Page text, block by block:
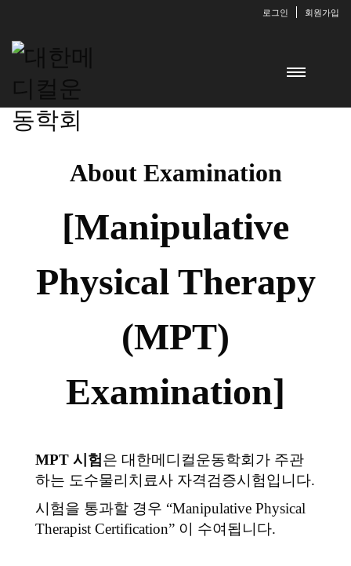
로그인 회원가입
About Examination
[Manipulative
Physical Therapy
(MPT)
Examination]
MPT 시험은 대한메디컬운동학회가 주관
하는 도수물리치료사 자격검증시험입니다.
시험을 통과할 경우 “Manipulative Physical
Therapist Certification” 이 수여됩니다.